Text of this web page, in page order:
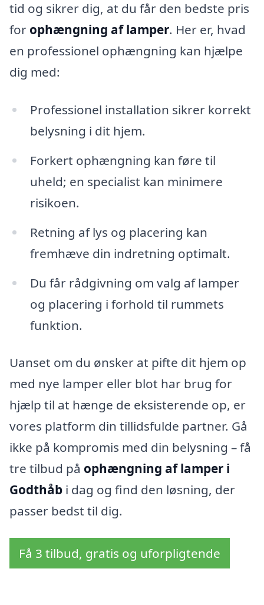
tid og sikrer dig, at du får den bedste pris
for ophængning af lamper. Her er, hvad
en professionel ophængning kan hjælpe
dig med:
Professionel installation sikrer korrekt
belysning i dit hjem.
Forkert ophængning kan føre til
uheld; en specialist kan minimere
risikoen.
Retning af lys og placering kan
fremhæve din indretning optimalt.
Du får rådgivning om valg af lamper
og placering i forhold til rummets
funktion.
Uanset om du ønsker at pifte dit hjem op
med nye lamper eller blot har brug for
hjælp til at hænge de eksisterende op, er
vores platform din tillidsfulde partner. Gå
ikke på kompromis med din belysning – få
tre tilbud på ophængning af lamper i
Godthåb i dag og find den løsning, der
passer bedst til dig.
Få 3 tilbud, gratis og uforpligtende